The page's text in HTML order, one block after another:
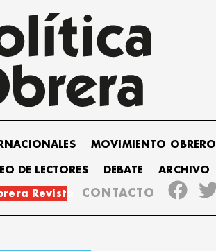
MOVIMIENTO OBRERO
DE LECTORES DEBATE ARCHIVO
Revista CONTACTO